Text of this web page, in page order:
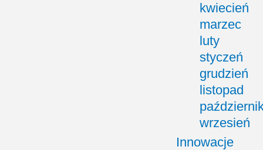
kwiecień
marzec
luty
styczeń
grudzień
listopad
wrzesień
Innowacje